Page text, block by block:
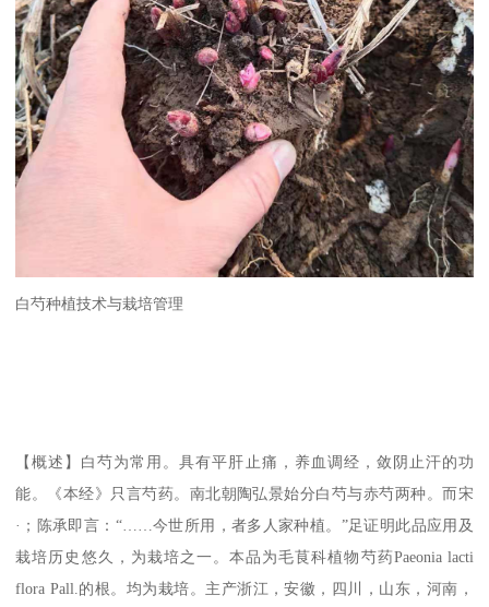
白芍种植技术与栽培管理
【概述】白芍为常用。具有平肝止痛，养血调经，敛阴止汗的功
能。《本经》只言芍药。南北朝陶弘景始分白芍与赤芍两种。而宋
·；陈承即言：“……今世所用，者多人家种植。”足证明此品应用及
栽培历史悠久，为栽培之一。本品为毛茛科植物芍药Paeonia lacti
flora Pall.的根。均为栽培。主产浙江，安徽，四川，山东，河南，